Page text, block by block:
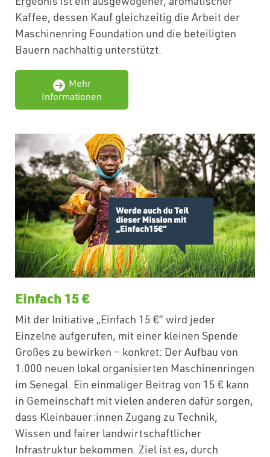
Kaffee, dessen Kauf gleichzeitig die Arbeit der
Maschinenring Foundation und die beteiligten
Bauern nachhaltig unterstützt.
Mehr
Informationen
Einfach 15 €
Mit der Initiative „Einfach 15 €” wird jeder
Einzelne aufgerufen, mit einer kleinen Spende
Großes zu bewirken – konkret: Der Aufbau von
1.000 neuen lokal organisierten Maschinenringen
im Senegal. Ein einmaliger Beitrag von 15 € kann
in Gemeinschaft mit vielen anderen dafür sorgen,
dass Kleinbauer:innen Zugang zu Technik,
Wissen und fairer landwirtschaftlicher
Infrastruktur bekommen. Ziel ist es, durch